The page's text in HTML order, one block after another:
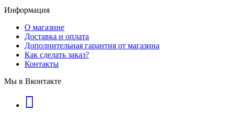
Информация
О магазине
Доставка и оплата
Дополнительная гарантия от магазина
Как сделать заказ?
Контакты
Мы в Вконтакте